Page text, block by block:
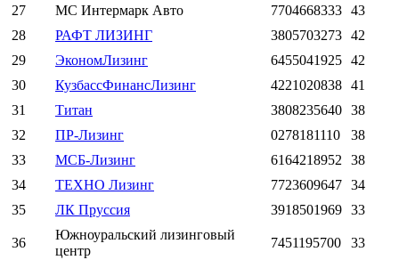
27
МС Интермарк Авто 7704668333 43
28
РАФТ ЛИЗИНГ 3805703273 42
29
ЭкономЛизинг 6455041925 42
30
КузбассФинансЛизинг 4221020838 41
31
Титан 3808235640 38
32
ПР-Лизинг 0278181110
38
33
МСБ-Лизинг 6164218952 38
34
ТЕХНО Лизинг 7723609647 34
35
ЛК Пруссия 3918501969 33
36
Южноуральский лизинговый
центр
7451195700 33